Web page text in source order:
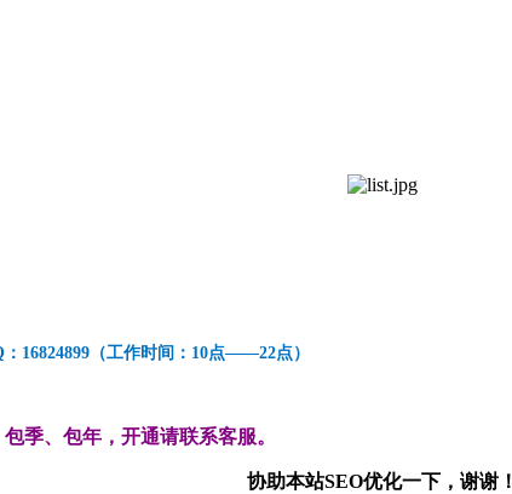
16824899（工作时间：10点——22点）
季、包年，开通请联系客服。
协助本站SEO优化一下，谢谢！